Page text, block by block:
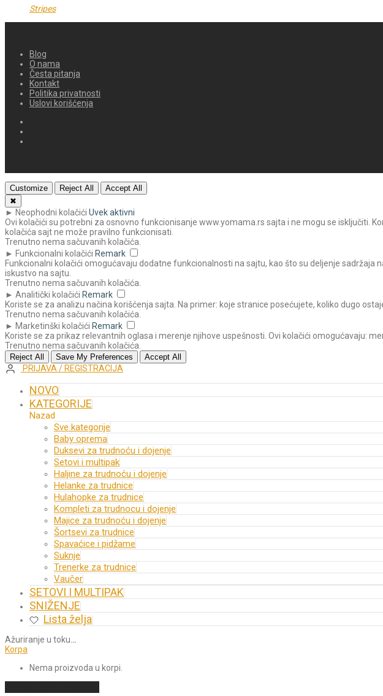
Stripes
Blog
O nama
Česta pitanja
Kontakt
Politika privatnosti
Uslovi korišćenja
Customize Reject All
Accept All
✖
► Neophodni kolačići Uvek aktivni
Ovi kolačići su potrebni za osnovno funkcionisanje www.yomama.rs sajta i ne mogu se isključiti.
kolačića sajt ne može pravilno funkcionisati.
Trenutno nema sačuvanih kolačića.
► Funkcionalni kolačići Remark
Funkcionalni kolačići omogućavaju dodatne funkcionalnosti na sajtu, kao što su deljenje
iskustvo na sajtu.
Trenutno nema sačuvanih kolačića.
► Analitički kolačići Remark
Koriste se za analizu načina korišćenja sajta. Na primer: koje stranice posećujete, koliko dugo
Trenutno nema sačuvanih kolačića.
► Marketinški kolačići Remark
Koriste se za prikaz relevantnih oglasa i merenje njihove uspešnosti. Ovi kolačići omogućavaju:
Trenutno nema sačuvanih kolačića.
Reject All Save My Preferences Accept All
PRIJAVA / REGISTRACIJA
NOVO
KATEGORIJE
Nazad
Sve kategorije
Baby oprema
Duksevi za trudnoću i dojenje
Setovi i multipak
Haljine za trudnoću i dojenje
Helanke za trudnice
Hulahopke za trudnice
Kompleti za trudnocu i dojenje
Majice za trudnoću i dojenje
Šortsevi za trudnice
Spavaćice i pidžame
Suknje
Trenerke za trudnice
Vaučer
SETOVI I MULTIPAK
SNIŽENJE
Lista želja
Ažuriranje u toku…
Korpa
Nema proizvoda u korpi.